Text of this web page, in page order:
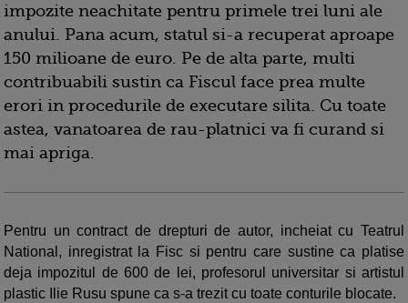
impozite neachitate pentru primele trei luni ale
anului. Pana acum, statul si-a recuperat aproape
150 milioane de euro. Pe de alta parte, multi
contribuabili sustin ca Fiscul face prea multe
erori in procedurile de executare silita. Cu toate
astea, vanatoarea de rau-platnici va fi curand si
mai apriga.
Pentru un contract de drepturi de autor, incheiat cu Teatrul
National, inregistrat la Fisc si pentru care sustine ca platise
deja impozitul de 600 de lei, profesorul universitar si artistul
plastic Ilie Rusu spune ca s-a trezit cu toate conturile blocate.